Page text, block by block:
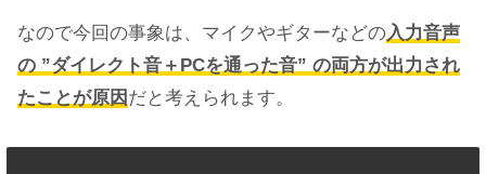
なので今回の事象は、マイクやギターなどの入力音声
の ”ダイレクト音＋PCを通った音” の両方が出力され
たことが原因 だと考えられます。